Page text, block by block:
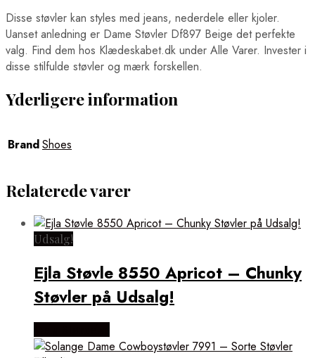
Disse støvler kan styles med jeans, nederdele eller kjoler.
Uanset anledning er Dame Støvler Df897 Beige det perfekte
valg. Find dem hos Klædeskabet.dk under Alle Varer. Invester i
disse stilfulde støvler og mærk forskellen.
Yderligere information
BrandShoes
Relaterede varer
Udsalg!
Ejla Støvle 8550 Apricot – Chunky
Støvler på Udsalg!